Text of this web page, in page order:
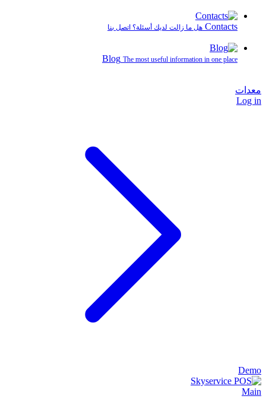
Contacts هل ما زالت لديك أسئلة؟ اتصل بنا
Blog The most useful information in one place
معدات
Log in
Demo
Main